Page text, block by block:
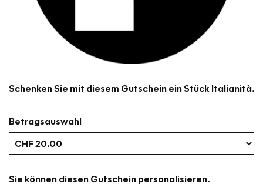
Schenken Sie mit diesem Gutschein ein Stück Italianità.
Betragsauswahl
Sie können diesen Gutschein personalisieren.